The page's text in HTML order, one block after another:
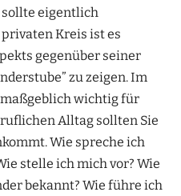
sollte eigentlich
Kreis ist es
gegenüber seiner
zu zeigen. Im
wichtig für
Alltag sollten Sie
Wie spreche ich
stelle ich mich vor? Wie
bekannt? Wie führe ich